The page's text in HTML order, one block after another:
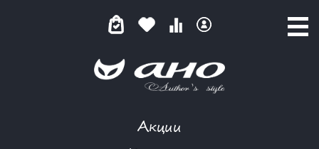
Акции